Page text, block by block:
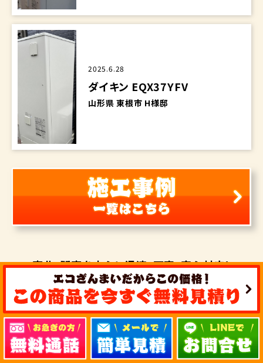
2025.6.28
ダイキン EQX37YFV
山形県 東根市 H様邸
東北・関東を中心に迅速・丁寧・安心対応！
エコキュート・IHクッキングヒーター・
オール電化を
ご検討の方は気軽にお問い合せ下さい！